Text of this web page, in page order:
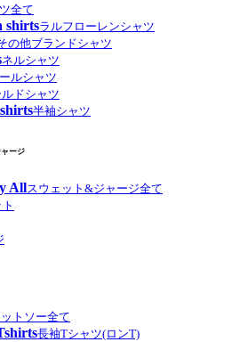
全て
shirtsラルフローレンシャツ
の他ブランドシャツ
ネルシャツ
ルシャツ
ドシャツ
半袖シャツ
ージ
Allスウェット&ジャージ全て
トソー全て
長袖Tシャツ(ロンT)